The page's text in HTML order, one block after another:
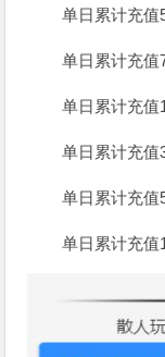
单日累计充值
单日累计充值
单日累计充值
单日累计充值
单日累计充值
单日累计充值